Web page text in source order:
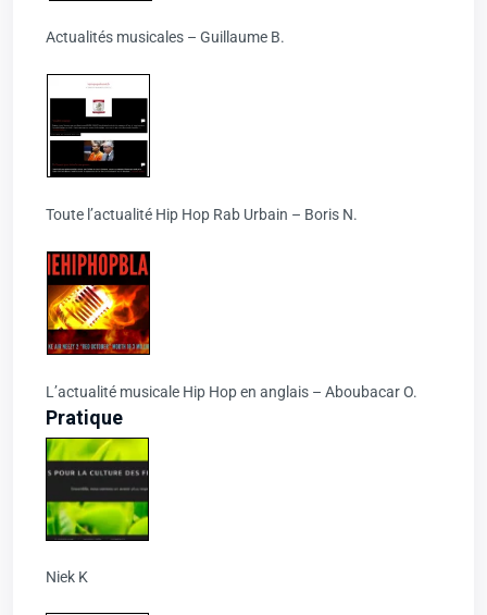
Actualités musicales – Guillaume B.
Toute l’actualité Hip Hop Rab Urbain – Boris N.
L’actualité musicale Hip Hop en anglais – Aboubacar O.
Pratique
Niek K